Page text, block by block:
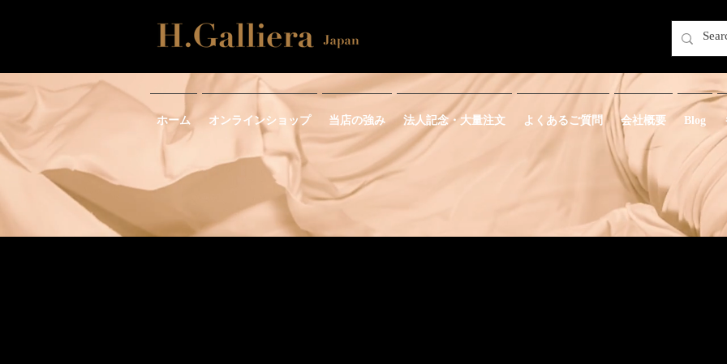
ホーム オンラインショップ 当店の強み 法人記念・大量注文 よくあるご質問 会社概要 Blog